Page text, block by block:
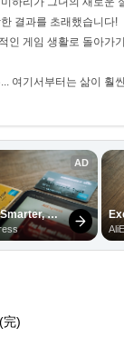
결과를 초래했습니다!
인 게임 생활로 돌아가
여기서부터는 삶이 훨
完)